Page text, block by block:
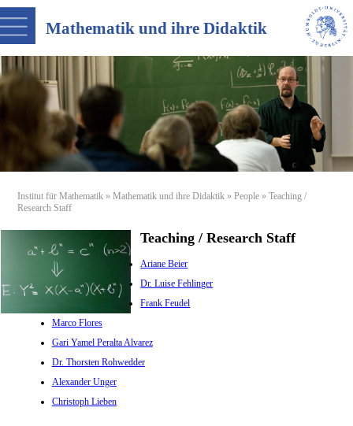
Mathematik und ihre Didaktik
Institut für Mathematik »Mathematik und ihre Didaktik »People » Teaching /
Research Staff
Teaching / Research Staff
Ariane Beier
Dr. Luise Fehlinger
Frank Feudel
Marco Flores
Gari Yamel Peralta Alvarez
Dr. Thorsten Rohwedder
Alexander Unger
Christoph Lieben